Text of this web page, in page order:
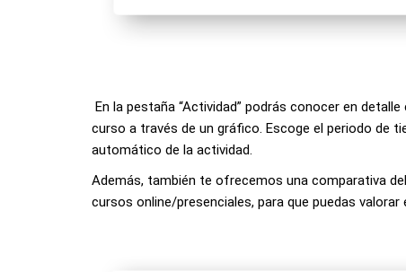
En la pestaña “Actividad” podrás conocer en
curso a través de un gráfico. Escoge el periodo de
automático de la actividad.
Además, también te ofrecemos una comparativa
cursos online/presenciales, para que puedas